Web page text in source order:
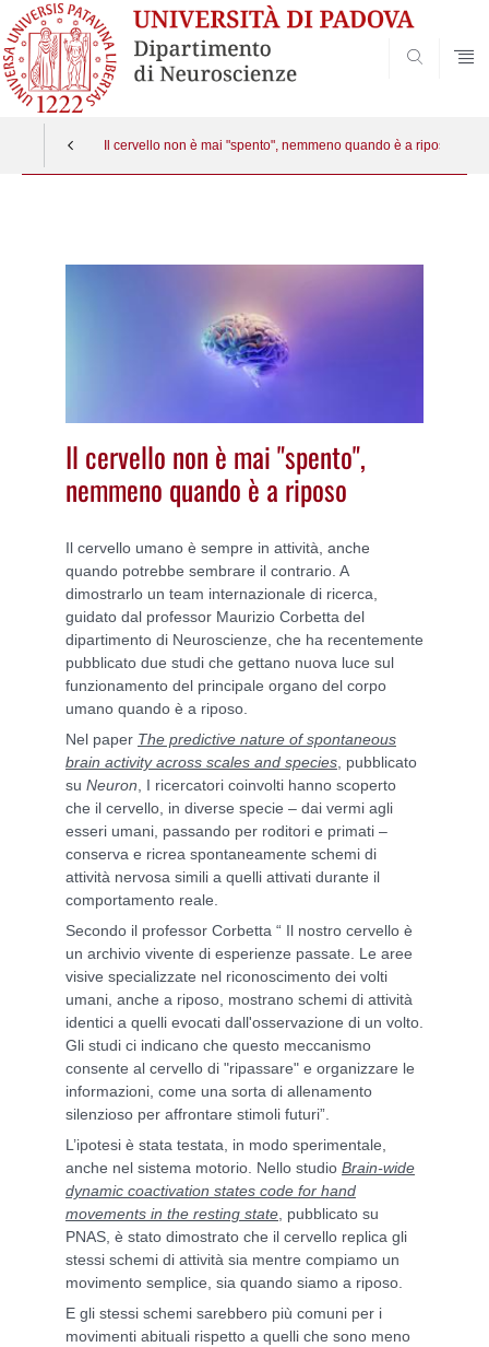
Il cervello non è mai "spento", nemmeno quando è a riposo
Il cervello non è mai "spento",
nemmeno quando è a riposo
Il cervello umano è sempre in attività, anche
quando potrebbe sembrare il contrario. A
dimostrarlo un team internazionale di ricerca,
guidato dal professor Maurizio Corbetta del
dipartimento di Neuroscienze, che ha recentemente
pubblicato due studi che gettano nuova luce sul
funzionamento del principale organo del corpo
umano quando è a riposo.
Nel paper The predictive nature of spontaneous
brain activity across scales and species , pubblicato
su Neuron , I ricercatori coinvolti hanno scoperto
che il cervello, in diverse specie – dai vermi agli
esseri umani, passando per roditori e primati –
conserva e ricrea spontaneamente schemi di
attività nervosa simili a quelli attivati durante il
comportamento reale.
Secondo il professor Corbetta “ Il nostro cervello è
un archivio vivente di esperienze passate. Le aree
visive specializzate nel riconoscimento dei volti
umani, anche a riposo, mostrano schemi di attività
identici a quelli evocati dall'osservazione di un volto.
Gli studi ci indicano che questo meccanismo
consente al cervello di "ripassare" e organizzare le
informazioni, come una sorta di allenamento
silenzioso per affrontare stimoli futuri”.
L’ipotesi è stata testata, in modo sperimentale,
anche nel sistema motorio. Nello studio Brain-wide
dynamic coactivation states code for hand
movements in the resting state , pubblicato su
PNAS, è stato dimostrato che il cervello replica gli
stessi schemi di attività sia mentre compiamo un
movimento semplice, sia quando siamo a riposo.
E gli stessi schemi sarebbero più comuni per i
movimenti abituali rispetto a quelli che sono meno